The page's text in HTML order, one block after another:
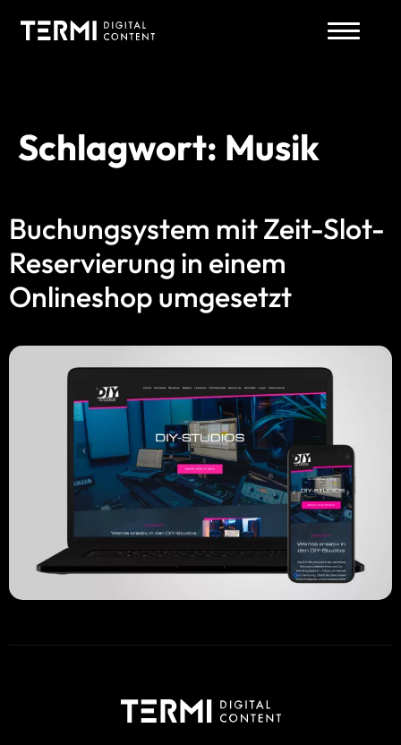
Zum
Inhalt
Schlagwort: Musik
Buchungsystem mit Zeit-Slot-
Reservierung in einem
Onlineshop umgesetzt